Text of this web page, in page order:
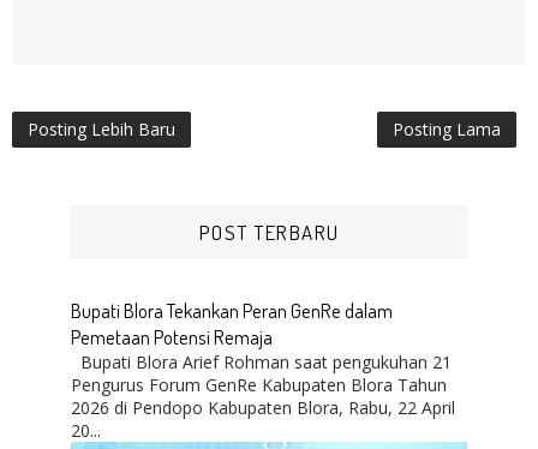
Posting Lebih Baru Posting Lama
POST TERBARU
Bupati Blora Tekankan Peran GenRe dalam
Pemetaan Potensi Remaja
Bupati Blora Arief Rohman saat pengukuhan 21
Pengurus Forum GenRe Kabupaten Blora Tahun
2026 di Pendopo Kabupaten Blora, Rabu, 22 April
20...